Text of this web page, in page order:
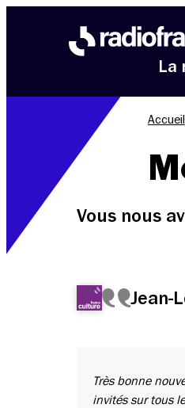
La
Accueil
Vous nous
Jean-
Très bonne
invités sur tous